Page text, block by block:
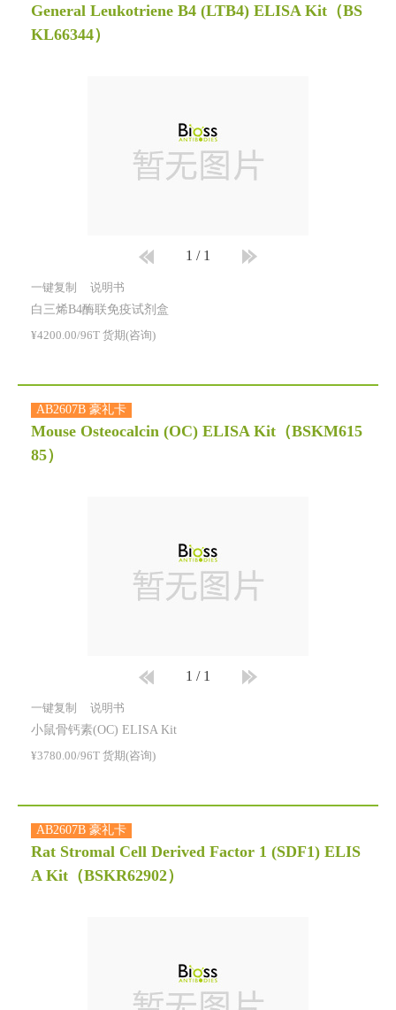
General Leukotriene B4 (LTB4) ELISA Kit （BS
KL66344）
1 / 1
一键复制 说明书
白三烯B4酶联免疫试剂盒
¥4200.00/96T 货期(咨询)
AB2607B 豪礼卡
Mouse Osteocalcin (OC) ELISA Kit （BSKM615
85）
1 / 1
一键复制 说明书
小鼠骨钙素(OC) ELISA Kit
¥3780.00/96T 货期(咨询)
AB2607B 豪礼卡
Rat Stromal Cell Derived Factor 1 (SDF1) ELIS
A Kit （BSKR62902）